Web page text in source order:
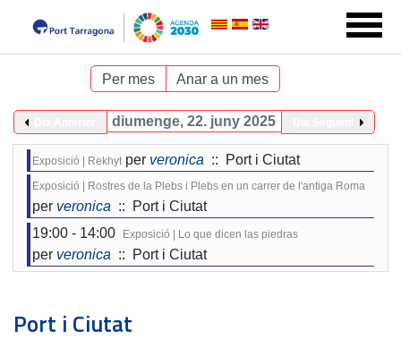
Per mes Anar a un mes
diumenge, 22. juny 2025
Exposició | Rekhyt per veronica :: Port i Ciutat
Exposició | Rostres de la Plebs i Plebs en un carrer de l'antiga Roma
per veronica :: Port i Ciutat
19:00 - 14:00
Exposició | Lo que dicen las piedras
per veronica :: Port i Ciutat
Port i Ciutat